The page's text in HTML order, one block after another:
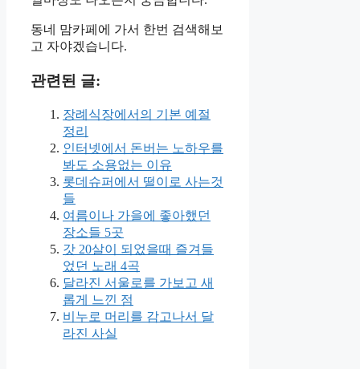
동네 맘카페에 가서 한번 검색해보
고 자야겠습니다.
관련된 글:
장례식장에서의 기본 예절
정리
인터넷에서 돈버는 노하우를
봐도 소용없는 이유
롯데슈퍼에서 떨이로 사는것
들
여름이나 가을에 좋아했던
장소들 5곳
갓 20살이 되었을때 즐겨들
었던 노래 4곡
달라진 서울로를 가보고 새
롭게 느낀 점
비누로 머리를 감고나서 달
라진 사실